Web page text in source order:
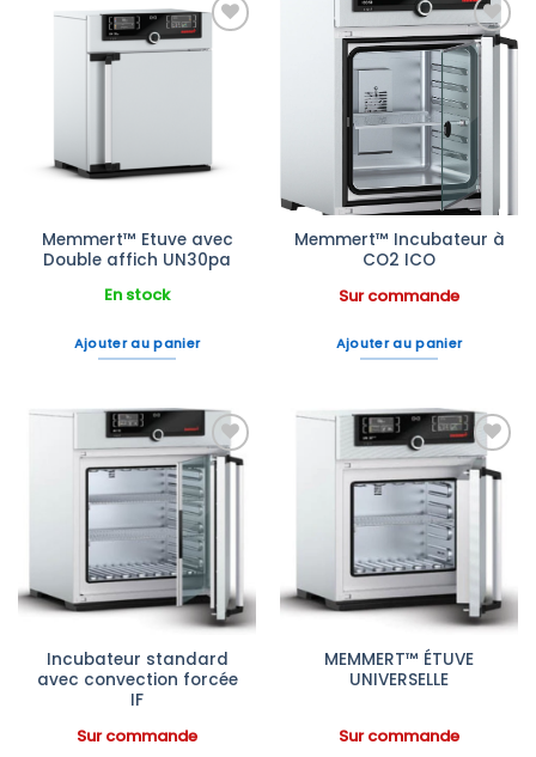
Memmert™ Etuve avec
Double affich UN30pa
En stock
Ajouter au panier
Ajouter
à la liste
d’envies
Memmert™ Incubateur à
CO2 ICO
Sur commande
Ajouter au panier
Ajouter
à la liste
d’envies
Incubateur standard
avec convection forcée
IF
Sur commande
Ajouter
à la liste
d’envies
MEMMERT™ ÉTUVE
UNIVERSELLE
Sur commande